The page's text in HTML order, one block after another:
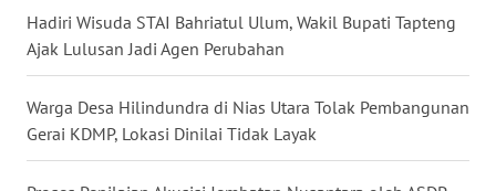
Hadiri Wisuda STAI Bahriatul Ulum, Wakil Bupati Tapteng
Ajak Lulusan Jadi Agen Perubahan
Warga Desa Hilindundra di Nias Utara Tolak Pembangunan
Gerai KDMP, Lokasi Dinilai Tidak Layak
WN
WN
KALSEL